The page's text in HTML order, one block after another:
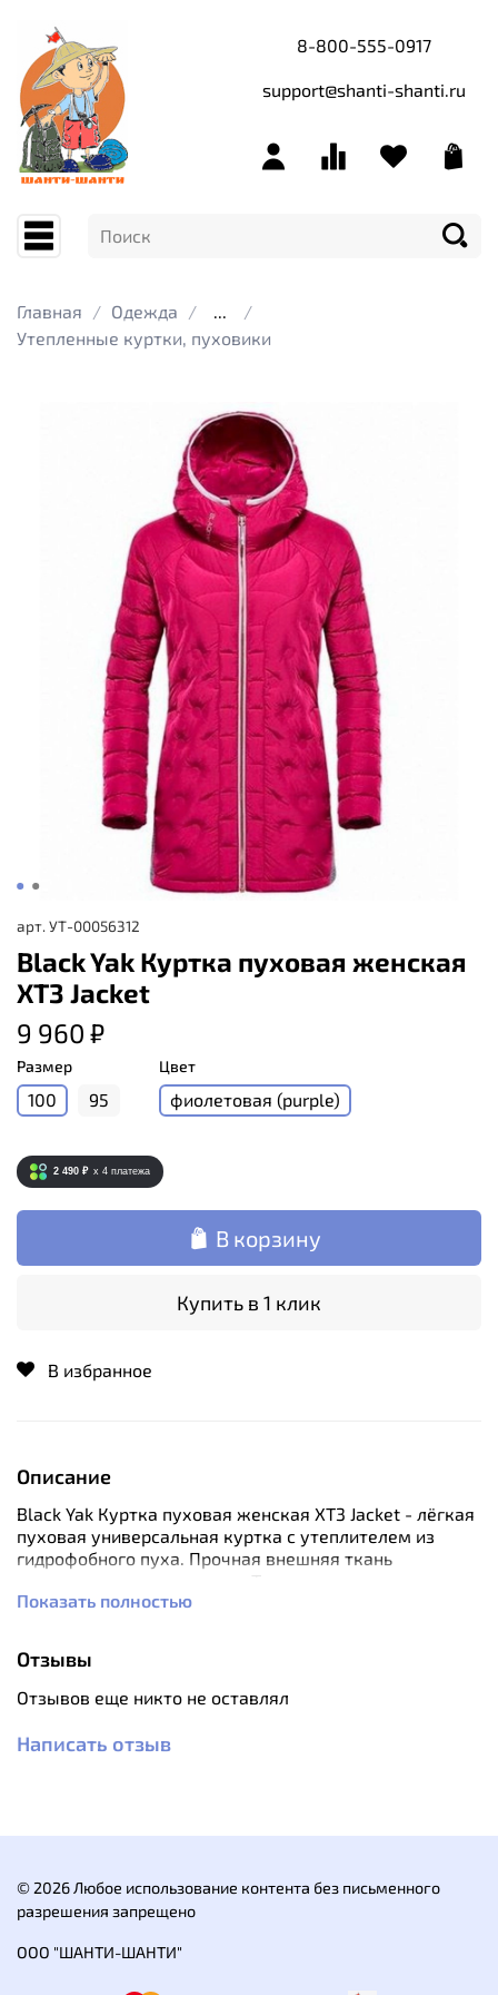
8-800-555-0917
support@shanti-shanti.ru
Главная Одежда
Утепленные куртки, пуховики
арт. УТ-00056312
Black Yak Куртка пуховая женская
XT3 Jacket
9 960 ₽
Размер
100 95
Цвет
фиолетовая (purple)
2 490 ₽ x 4 платежа
В корзину
Купить в 1 клик
В избранное
Описание
Black Yak Куртка пуховая женская XT3 Jacket - лёгкая
пуховая универсальная куртка с утеплителем из
гидрофобного пуха. Прочная внешняя ткань
защищает от ветра и влаги.Технологичное и легкое
решение для путешествий, спорта, треккинга.
- Оригинально сформированный рисунок пуховых
блоков.
- Патентованная серия молний от YKK
- Mirror Like
- Удлинённый cилуэт .
- Манжеты на фирменных микрорезинках;
- Вес куртки ~ 550 грамм,
Показать полностью
Отзывы
Отзывов еще никто не оставлял
Написать отзыв
© 2026 Любое использование контента без письменного
разрешения запрещено
ООО "ШАНТИ-ШАНТИ"